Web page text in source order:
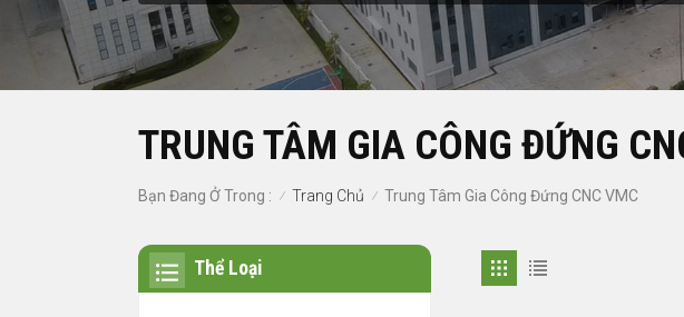
TRUNG TÂM GIA CÔNG ĐỨNG
Bạn Đang Ở Trong : / Trang Chủ / Trung Tâm Gia Công Đứng CNC VMC
Thể Loại